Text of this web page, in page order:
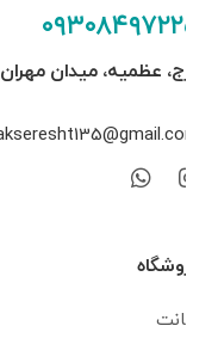
۰۹۳۰۸۴۹۷۲۲۵
کرج، عظمیه، میدان مهران،
Pakseresht135@gmail.com
فروشگاه
اکانت